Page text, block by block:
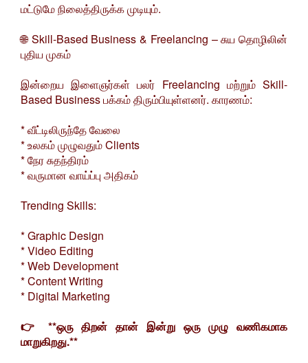
மட்டுமே நிலைத்திருக்க முடியும்.
🌐 Skill-Based Business & Freelancing – சுய தொழிலின்
புதிய முகம்
இன்றைய இளைஞர்கள் பலர் Freelancing மற்றும் Skill-
Based Business பக்கம் திரும்பியுள்ளனர். காரணம்:
* வீட்டிலிருந்தே வேலை
* உலகம் முழுவதும் Clients
* நேர சுதந்திரம்
* வருமான வாய்ப்பு அதிகம்
Trending Skills:
* Graphic Design
* Video Editing
* Web Development
* Content Writing
* Digital Marketing
👉 **ஒரு திறன் தான் இன்று ஒரு முழு வணிகமாக
மாறுகிறது.**